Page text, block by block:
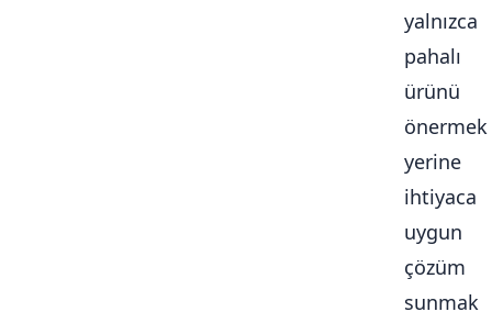
yalnızca
pahalı
ürünü
önermek
yerine
ihtiyaca
uygun
çözüm
sunmak